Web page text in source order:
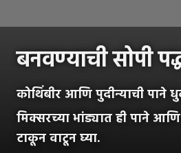
बनवण्याची सोपी
कोथिंबीर आणि पुदीन्याची पाने
मिक्सरच्या भांड्यात ही पाने
टाकून वाटून घ्या.